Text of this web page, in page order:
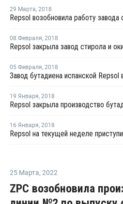
29 Марта, 2018
08 Февраля, 2018
05 Февраля, 2018
19 Января, 2018
Repsol закрыла производство
16 Января, 2018
25 Марта, 2022
ZPC возобновила